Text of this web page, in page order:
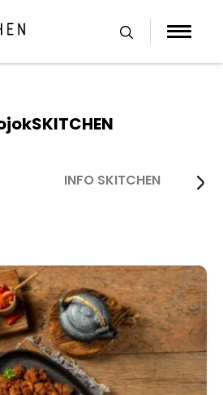
INFO SKITCHEN